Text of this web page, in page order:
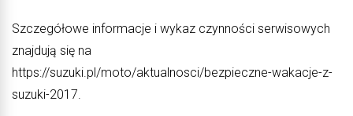
Szczegółowe informacje i wykaz czynności serwisowych
znajdują się na
https://suzuki.pl/moto/aktualnosci/bezpieczne-wakacje-z-
suzuki-2017.